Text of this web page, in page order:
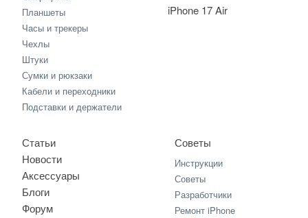
iPhone 17 Air
Планшеты
Часы и трекеры
Чехлы
Штуки
Сумки и рюкзаки
Кабели и переходники
Подставки и держатели
Статьи
Новости
Аксессуары
Блоги
Форум
Советы
Инструкции
Советы
Разработчики
Ремонт iPhone